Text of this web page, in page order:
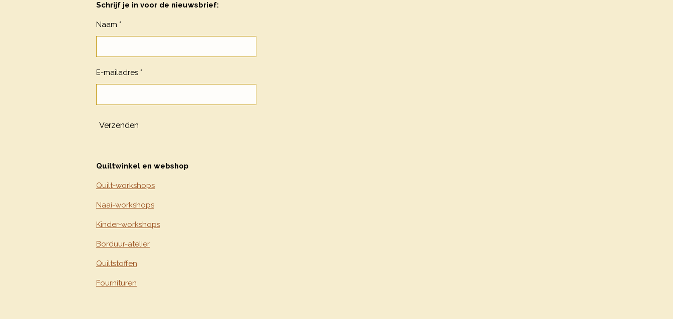
Schrijf je in voor de nieuwsbrief:
Naam *
E-mailadres *
Verzenden
Quiltwinkel en webshop
Quilt-workshops
Naai-workshops
Kinder-workshops
Borduur-atelier
Quiltstoffen
Fournituren